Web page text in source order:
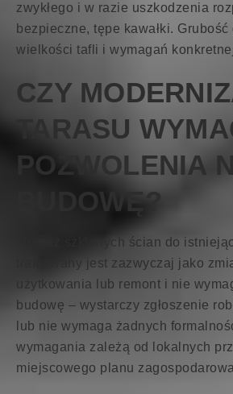
zwykłego i w razie uszkodzenia
bezpieczne, tępe kawałki.
wielkości tafli i wymagań
CZY
TARASU
POZWOLENIA
BUDOWĘ?
Montaż szklanych ścian do
traktowany jest zazwyczaj jako
użytkowania lub remont i nie
budowę – wystarczy zgłoszenie
lub nie wymaga żadnych
wymagania zależą od lokalnych
miejscowego planu